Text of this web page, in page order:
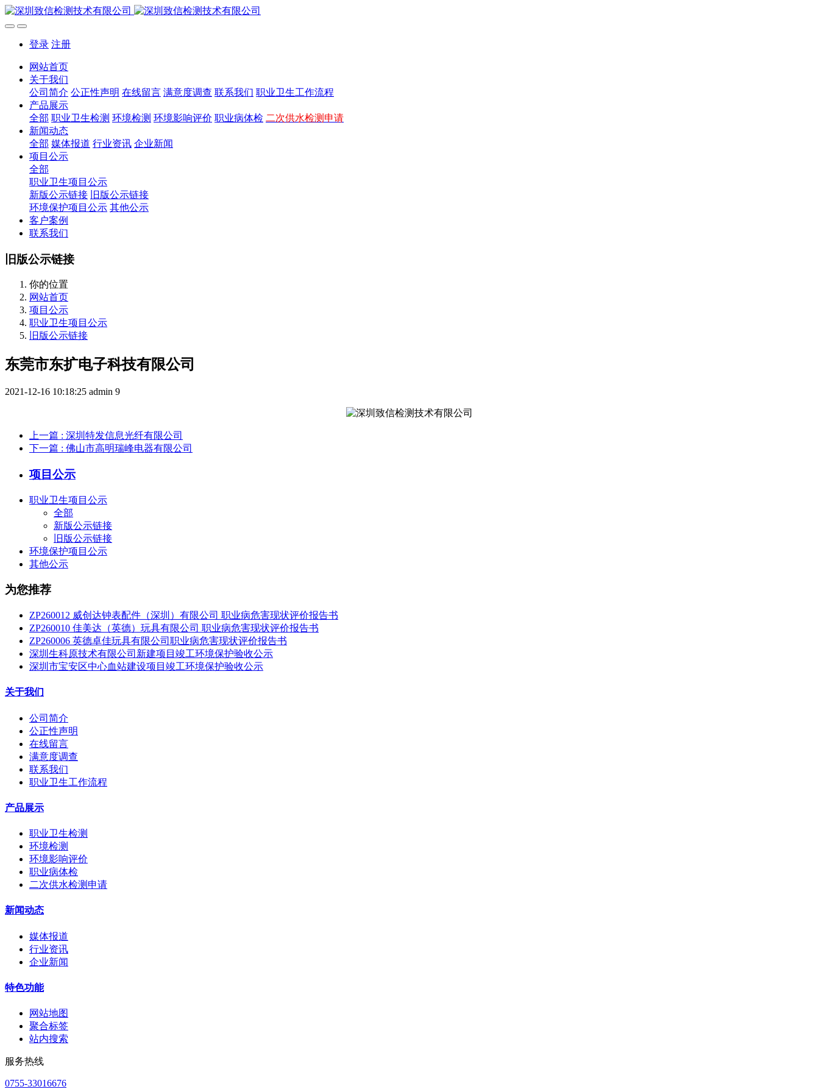
登录 注册
网站首页
关于我们
公司简介 公正性声明 在线留言 满意度调查 联系我们 职业卫生工作流程
产品展示
全部 职业卫生检测 环境检测 环境影响评价 职业病体检 二次供水检测申请
新闻动态
全部 媒体报道 行业资讯 企业新闻
项目公示
全部
职业卫生项目公示
新版公示链接
旧版公示链接
环境保护项目公示 其他公示
客户案例
联系我们
旧版公示链接
你的位置
网站首页
项目公示
职业卫生项目公示
旧版公示链接
东莞市东扩电子科技有限公司
2021-12-16 10:18:25 admin 9
上一篇 : 深圳特发信息光纤有限公司
下一篇 : 佛山市高明瑞峰电器有限公司
项目公示
职业卫生项目公示
全部
新版公示链接
旧版公示链接
环境保护项目公示
其他公示
为您推荐
ZP260012 威创达钟表配件（深圳）有限公司 职业病危害现状评价报告书
ZP260010 佳美达（英德）玩具有限公司 职业病危害现状评价报告书
ZP260006 英德卓佳玩具有限公司职业病危害现状评价报告书
深圳生科原技术有限公司新建项目竣工环境保护验收公示
深圳市宝安区中心血站建设项目竣工环境保护验收公示
关于我们
公司简介
公正性声明
在线留言
满意度调查
联系我们
职业卫生工作流程
产品展示
职业卫生检测
环境检测
环境影响评价
职业病体检
二次供水检测申请
新闻动态
媒体报道
行业资讯
企业新闻
特色功能
网站地图
聚合标签
站内搜索
服务热线
0755-33016676